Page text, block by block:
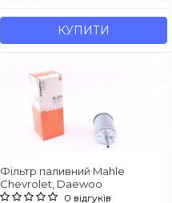
КУПИТИ
Фільтр паливний Mahle
Chevrolet, Daewoo
0 відгуків